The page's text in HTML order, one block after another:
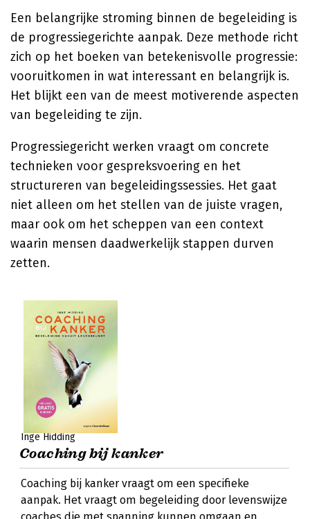
Een belangrijke stroming binnen de begeleiding is
de progressiegerichte aanpak. Deze methode richt
zich op het boeken van betekenisvolle progressie:
vooruitkomen in wat interessant en belangrijk is.
Het blijkt een van de meest motiverende aspecten
van begeleiding te zijn.
Progressiegericht werken vraagt om concrete
technieken voor gespreksvoering en het
structureren van begeleidingssessies. Het gaat
niet alleen om het stellen van de juiste vragen,
maar ook om het scheppen van een context
waarin mensen daadwerkelijk stappen durven
zetten.
Inge Hidding
Coaching bij kanker
Coaching bij kanker vraagt om een specifieke
aanpak. Het vraagt om begeleiding door levenswijze